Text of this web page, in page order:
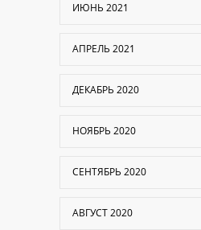
ИЮНЬ 2021
АПРЕЛЬ 2021
ДЕКАБРЬ 2020
НОЯБРЬ 2020
СЕНТЯБРЬ 2020
АВГУСТ 2020